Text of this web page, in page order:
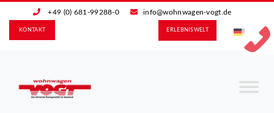
+49 (0) 681-99288-0 info@wohnwagen-vogt.de
ERLEBNIS­WELT
KONTAKT